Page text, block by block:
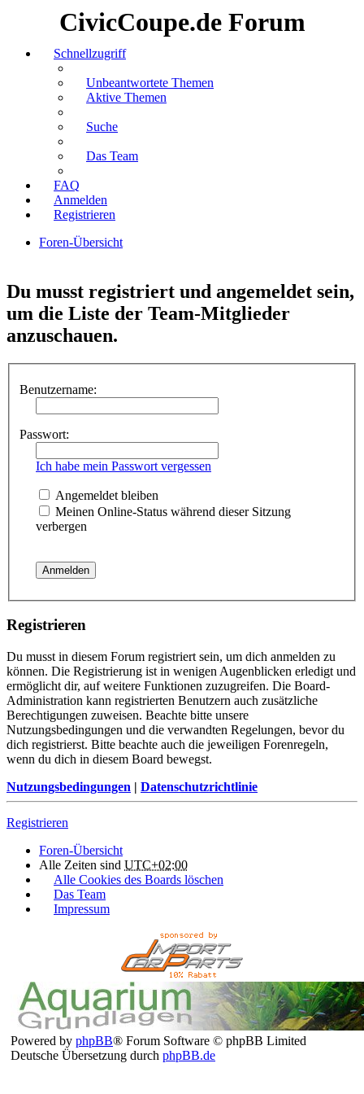
CivicCoupe.de Forum
Schnellzugriff
Unbeantwortete Themen
Aktive Themen
Suche
Das Team
FAQ
Anmelden
Registrieren
Foren-Übersicht
Du musst registriert und angemeldet sein,
um die Liste der Team-Mitglieder
anzuschauen.
Benutzername:
Passwort:
Ich habe mein Passwort vergessen
Angemeldet bleiben
Meinen Online-Status während dieser Sitzung
verbergen
Registrieren
Du musst in diesem Forum registriert sein, um dich anmelden zu
können. Die Registrierung ist in wenigen Augenblicken erledigt und
ermöglicht dir, auf weitere Funktionen zuzugreifen. Die Board-
Administration kann registrierten Benutzern auch zusätzliche
Berechtigungen zuweisen. Beachte bitte unsere
Nutzungsbedingungen und die verwandten Regelungen, bevor du
dich registrierst. Bitte beachte auch die jeweiligen Forenregeln,
wenn du dich in diesem Board bewegst.
Nutzungsbedingungen | Datenschutzrichtlinie
Registrieren
Foren-Übersicht
Alle Zeiten sind UTC+02:00
Alle Cookies des Boards löschen
Das Team
Impressum
Powered by phpBB® Forum Software © phpBB Limited
Deutsche Übersetzung durch phpBB.de